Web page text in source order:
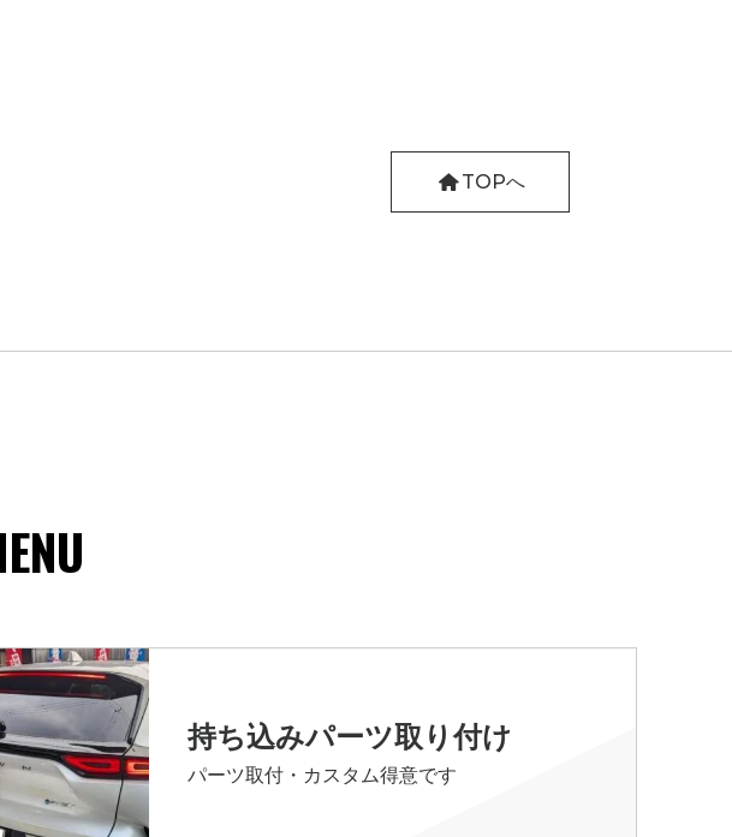
TOPへ
持ち込みパーツ取り付け
パーツ取付・カスタム得意です